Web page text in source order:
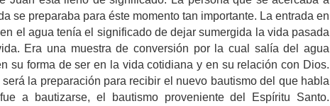
se preparaba para éste momento tan importante. La entrada en
el agua tenía el significado de dejar sumergida la vida pasada
Era una muestra de conversión por la cual salía del agua
su forma de ser en la vida cotidiana y en su relación con Dios.
la preparación para recibir el nuevo bautismo del que habla
a bautizarse, el bautismo proveniente del Espíritu Santo.